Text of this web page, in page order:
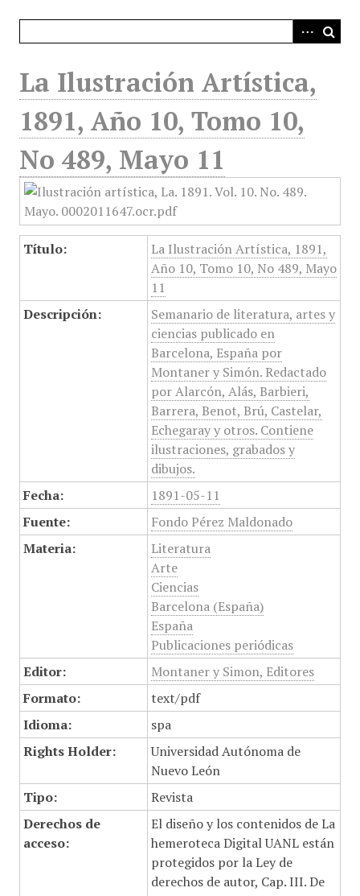
La Ilustración Artística,
1891, Año 10, Tomo 10,
No 489, Mayo 11
Título:
La Ilustración Artística, 1891,
Año 10, Tomo 10, No 489, Mayo
11
Descripción:
Semanario de literatura, artes y
ciencias publicado en
Barcelona, España por
Montaner y Simón. Redactado
por Alarcón, Alás, Barbieri,
Barrera, Benot, Brú, Castelar,
Echegaray y otros. Contiene
ilustraciones, grabados y
dibujos.
Fecha:
1891-05-11
Fuente:
Fondo Pérez Maldonado
Materia:
Literatura
Arte
Ciencias
Barcelona (España)
España
Publicaciones periódicas
Editor:
Montaner y Simon, Editores
Formato:
text/pdf
Idioma:
spa
Rights Holder:
Universidad Autónoma de
Nuevo León
Tipo:
Revista
Derechos de
acceso:
El diseño y los contenidos de La
hemeroteca Digital UANL están
protegidos por la Ley de
derechos de autor, Cap. III. De